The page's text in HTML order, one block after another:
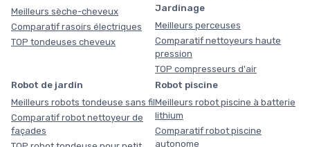
Meilleurs sèche-cheveux
Comparatif rasoirs électriques
TOP tondeuses cheveux
Jardinage
Meilleurs perceuses
Comparatif nettoyeurs haute
pression
TOP compresseurs d'air
Robot de jardin
Meilleurs robots tondeuse sans fil
Comparatif robot nettoyeur de
façades
Robot piscine
Meilleurs robot piscine à batterie
lithium
Comparatif robot piscine
autonome